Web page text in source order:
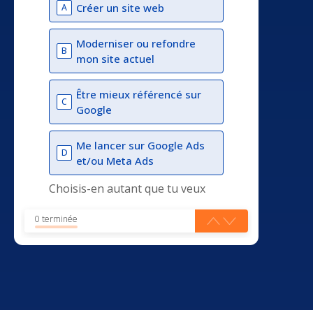
A Créer un site web
B
Moderniser ou refondre
mon site actuel
C
Être mieux référencé sur
Google
D
Me lancer sur Google Ads
et/ou Meta Ads
Choisis-en autant que tu veux
0 terminée